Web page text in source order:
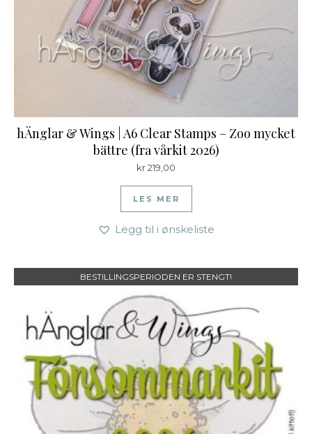
hÄnglar & Wings | A6 Clear Stamps – Zoo mycket
bättre (fra vårkit 2026)
kr219,00
LES MER
Legg til i ønskeliste
BESTILLINGSPERIODEN ER STENGT!